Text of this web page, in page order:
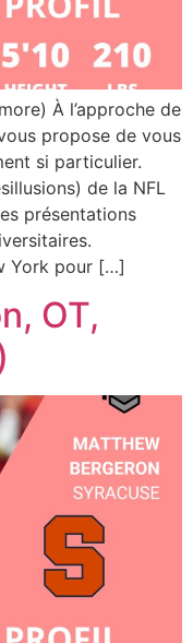
À l’approche de
propose de vous
si particulier.
de la NFL
présentations
York pour […]
OT,